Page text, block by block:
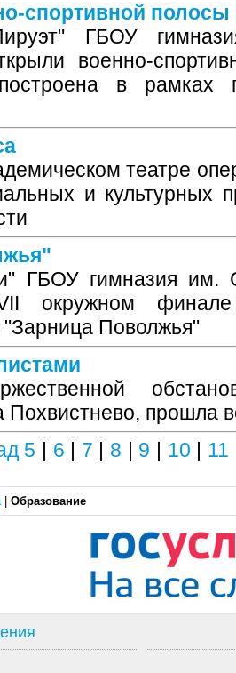
спортивной полосы
ГБОУ
военно-
в рамках
театре
и культурных
ГБОУ гимназия им.
окружном
"Зарница Поволжья"
Похвистнево, прошла
5 | 6 | 7 | 8 | 9 | 10 | 11
Образование